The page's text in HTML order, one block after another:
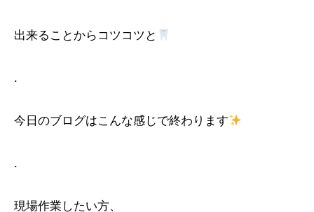
出来ることからコツコツと
.
今日のブログはこんな感じで終わります
.
現場作業したい方、